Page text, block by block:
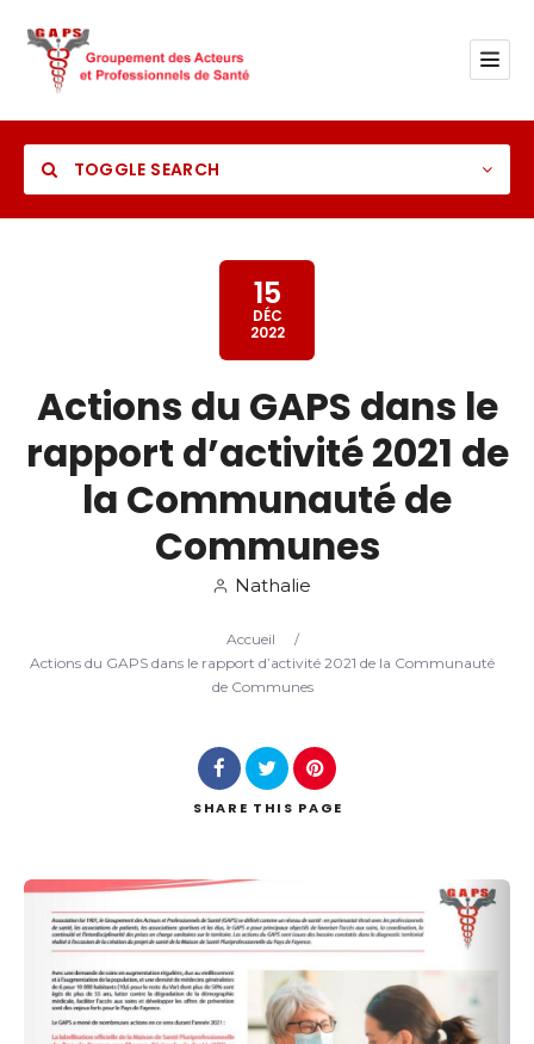
TOGGLE SEARCH
Location
Search
15
DÉC
2022
Actions du GAPS dans le
rapport d’activité 2021 de
la Communauté de
Communes
Nathalie
Accueil
/
Actions du GAPS dans le rapport d’activité 2021 de la Communauté
de Communes
SHARE THIS PAGE